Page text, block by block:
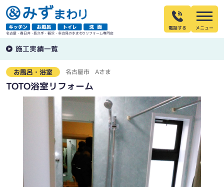
名古屋・春日井・長久手・稲沢・多治見の水まわりリフォーム専門店
電話する
施工実績一覧
お風呂・浴室 名古屋市 Aさま
TOTO浴室リフォーム